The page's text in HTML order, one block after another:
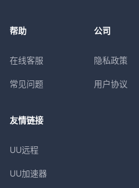
帮助
在线客服
常见问题
公司
隐私政策
用户协议
友情链接
UU远程
UU加速器